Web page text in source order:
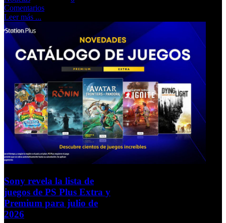
Comentarios
Leer más ...
Sony revela la lista de
juegos de PS Plus Extra y
Premium para julio de
2026